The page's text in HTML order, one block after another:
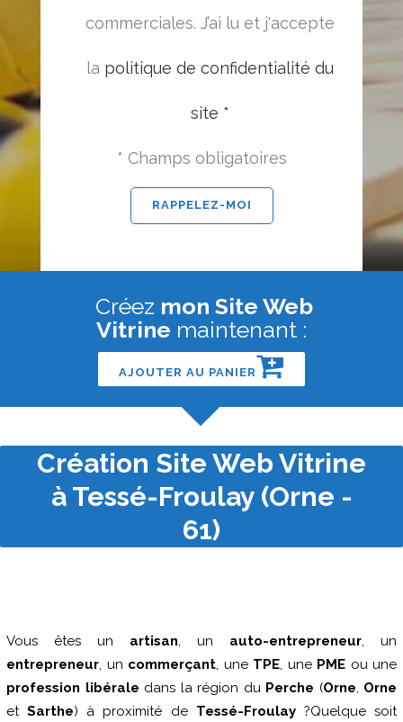
commerciales. J’ai lu et j'accepte
la politique de confidentialité du
site *
* Champs obligatoires
Créez mon Site Web
Vitrine maintenant :
AJOUTER AU PANIER
Création Site Web Vitrine
à Tessé-Froulay (Orne -
61)
Vous êtes un artisan, un auto-entrepreneur, un
entrepreneur, un commerçant, une TPE, une PME ou une
profession libérale dans la région du Perche (Orne, Orne
etSarthe) à proximité de Tessé-Froulay?Quelque soit